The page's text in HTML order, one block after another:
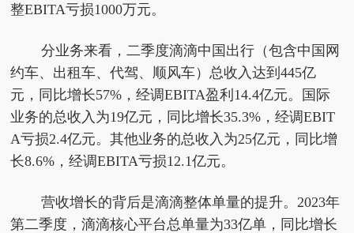
整EBITA亏损1000万元。
分业务来看，二季度滴滴中国出行（包含中国网
约车、出租车、代驾、顺风车）总收入达到445亿
元，同比增长57%，经调EBITA盈利14.4亿元。国际
业务的总收入为19亿元，同比增长35.3%，经调EBIT
A亏损2.4亿元。其他业务的总收入为25亿元，同比增
长8.6%，经调EBITA亏损12.1亿元。
营收增长的背后是滴滴整体单量的提升。2023年
第二季度，滴滴核心平台总单量为33亿单，同比增长